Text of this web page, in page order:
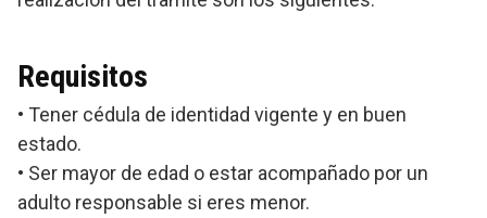
Requisitos
• Tener cédula de identidad vigente y en buen
estado.
• Ser mayor de edad o estar acompañado por un
adulto responsable si eres menor.